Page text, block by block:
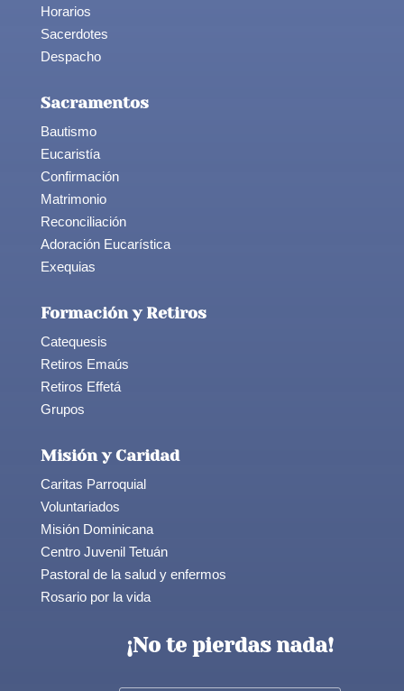
Horarios
Sacerdotes
Despacho
Sacramentos
Bautismo
Eucaristía
Confirmación
Matrimonio
Reconciliación
Adoración Eucarística
Exequias
Formación y Retiros
Catequesis
Retiros Emaús
Retiros Effetá
Grupos
Misión y Caridad
Caritas Parroquial
Voluntariados
Misión Dominicana
Centro Juvenil Tetuán
Pastoral de la salud y enfermos
Rosario por la vida
¡No te pierdas nada!